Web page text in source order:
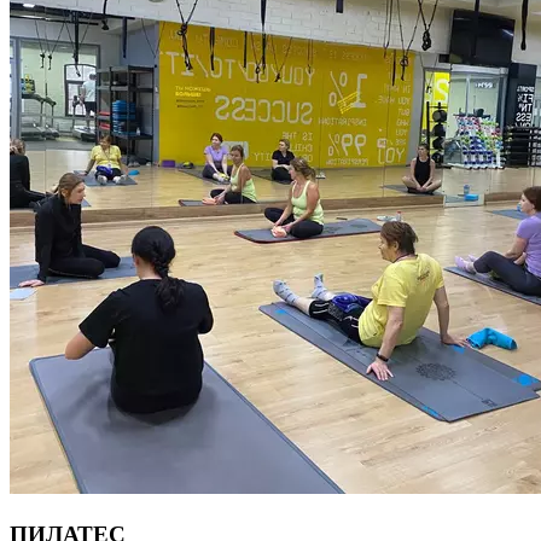
Многие техники адаптируются под задачи учеников, и акцент
делается на работу с телом и дыханием. Йога помогает: •
Улучшить концентрацию внимания, развить
стрессоустойчивость и навыки замедления ритма жизни; •
Восстановить эмоциональный фон, успокоить психику; •
«Обновить» организм и урегулировать гормональный фон; •
Улучшить качество сна; • Укрепить физическое здоровье (силу,
гибкость, баланс). Бешеный ритм жизни, многозадачность,
избыток информации — всё это способствует
саморазрушению, стрессам, напряжению, блокам и зажимам
в теле. Мы мало двигаемся, плохо спим, едим на ходу,
не умеем расслабляться. Йога — это инструмент
для самостоятельного восстановления себя на всех уровнях,
для саморегуляции и самодисциплины. Продолжительность
90 минут.
ПИЛАТЕС